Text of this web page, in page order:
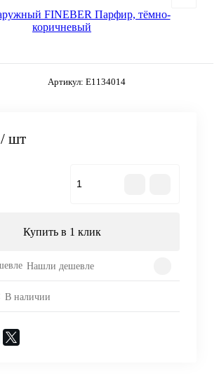
Артикул: E1134014
/ шт
Купить в 1 клик
Нашли дешевле
В наличии